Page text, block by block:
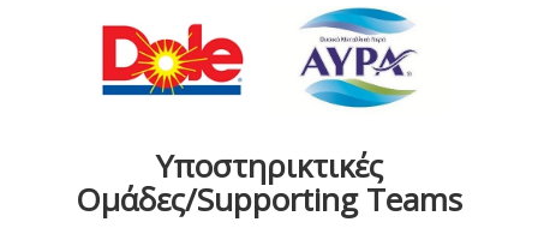
Υποστηρικτικές
Ομάδες/Supporting Teams